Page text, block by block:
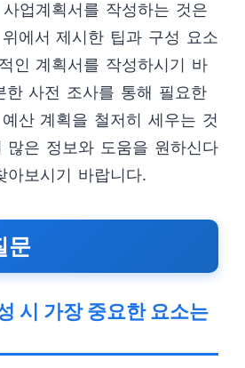
업계획서를 작성하는 것은
에서 제시한 팁과 구성 요소
인 계획서를 작성하시기 바
한 사전 조사를 통해 필요한
산 계획을 철저히 세우는 것
많은 정보와 도움을 원하신다
아보시기 바랍니다.
문
시 가장 중요한 요소는